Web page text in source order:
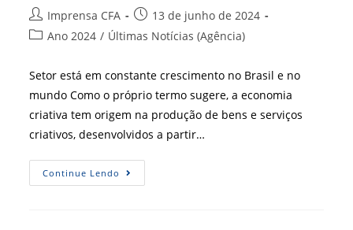
Autor
do
Imprensa CFA
Post
publicado:
13 de junho de 2024
Categoria
Ano 2024 / Últimas Notícias (Agência)
Setor está em constante crescimento no Brasil e no
mundo Como o próprio termo sugere, a economia
criativa tem origem na produção de bens e serviços
criativos, desenvolvidos a partir…
Continue Lendo Economia
Criativa